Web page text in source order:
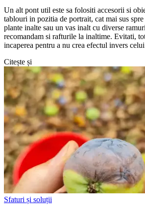
Un alt pont util este sa folositi accesorii si
tablouri in pozitia de portrait, cat mai sus
plante inalte sau un vas inalt cu diverse
recomandam si rafturile la inaltime. Evitati,
incaperea pentru a nu crea efectul invers
Citește și
Sfaturi și soluții